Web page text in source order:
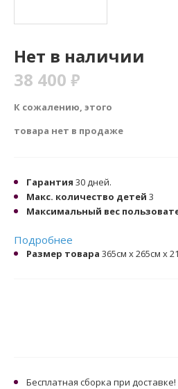
Нет в наличии
38 400 ₽
К сожалению, этого
товара нет в продаже
Гарантия 30 дней.
Макс. количество детей 3
Максимальный вес
Подробнее
Размер товара 365см x 265см x
Бесплатная сборка при